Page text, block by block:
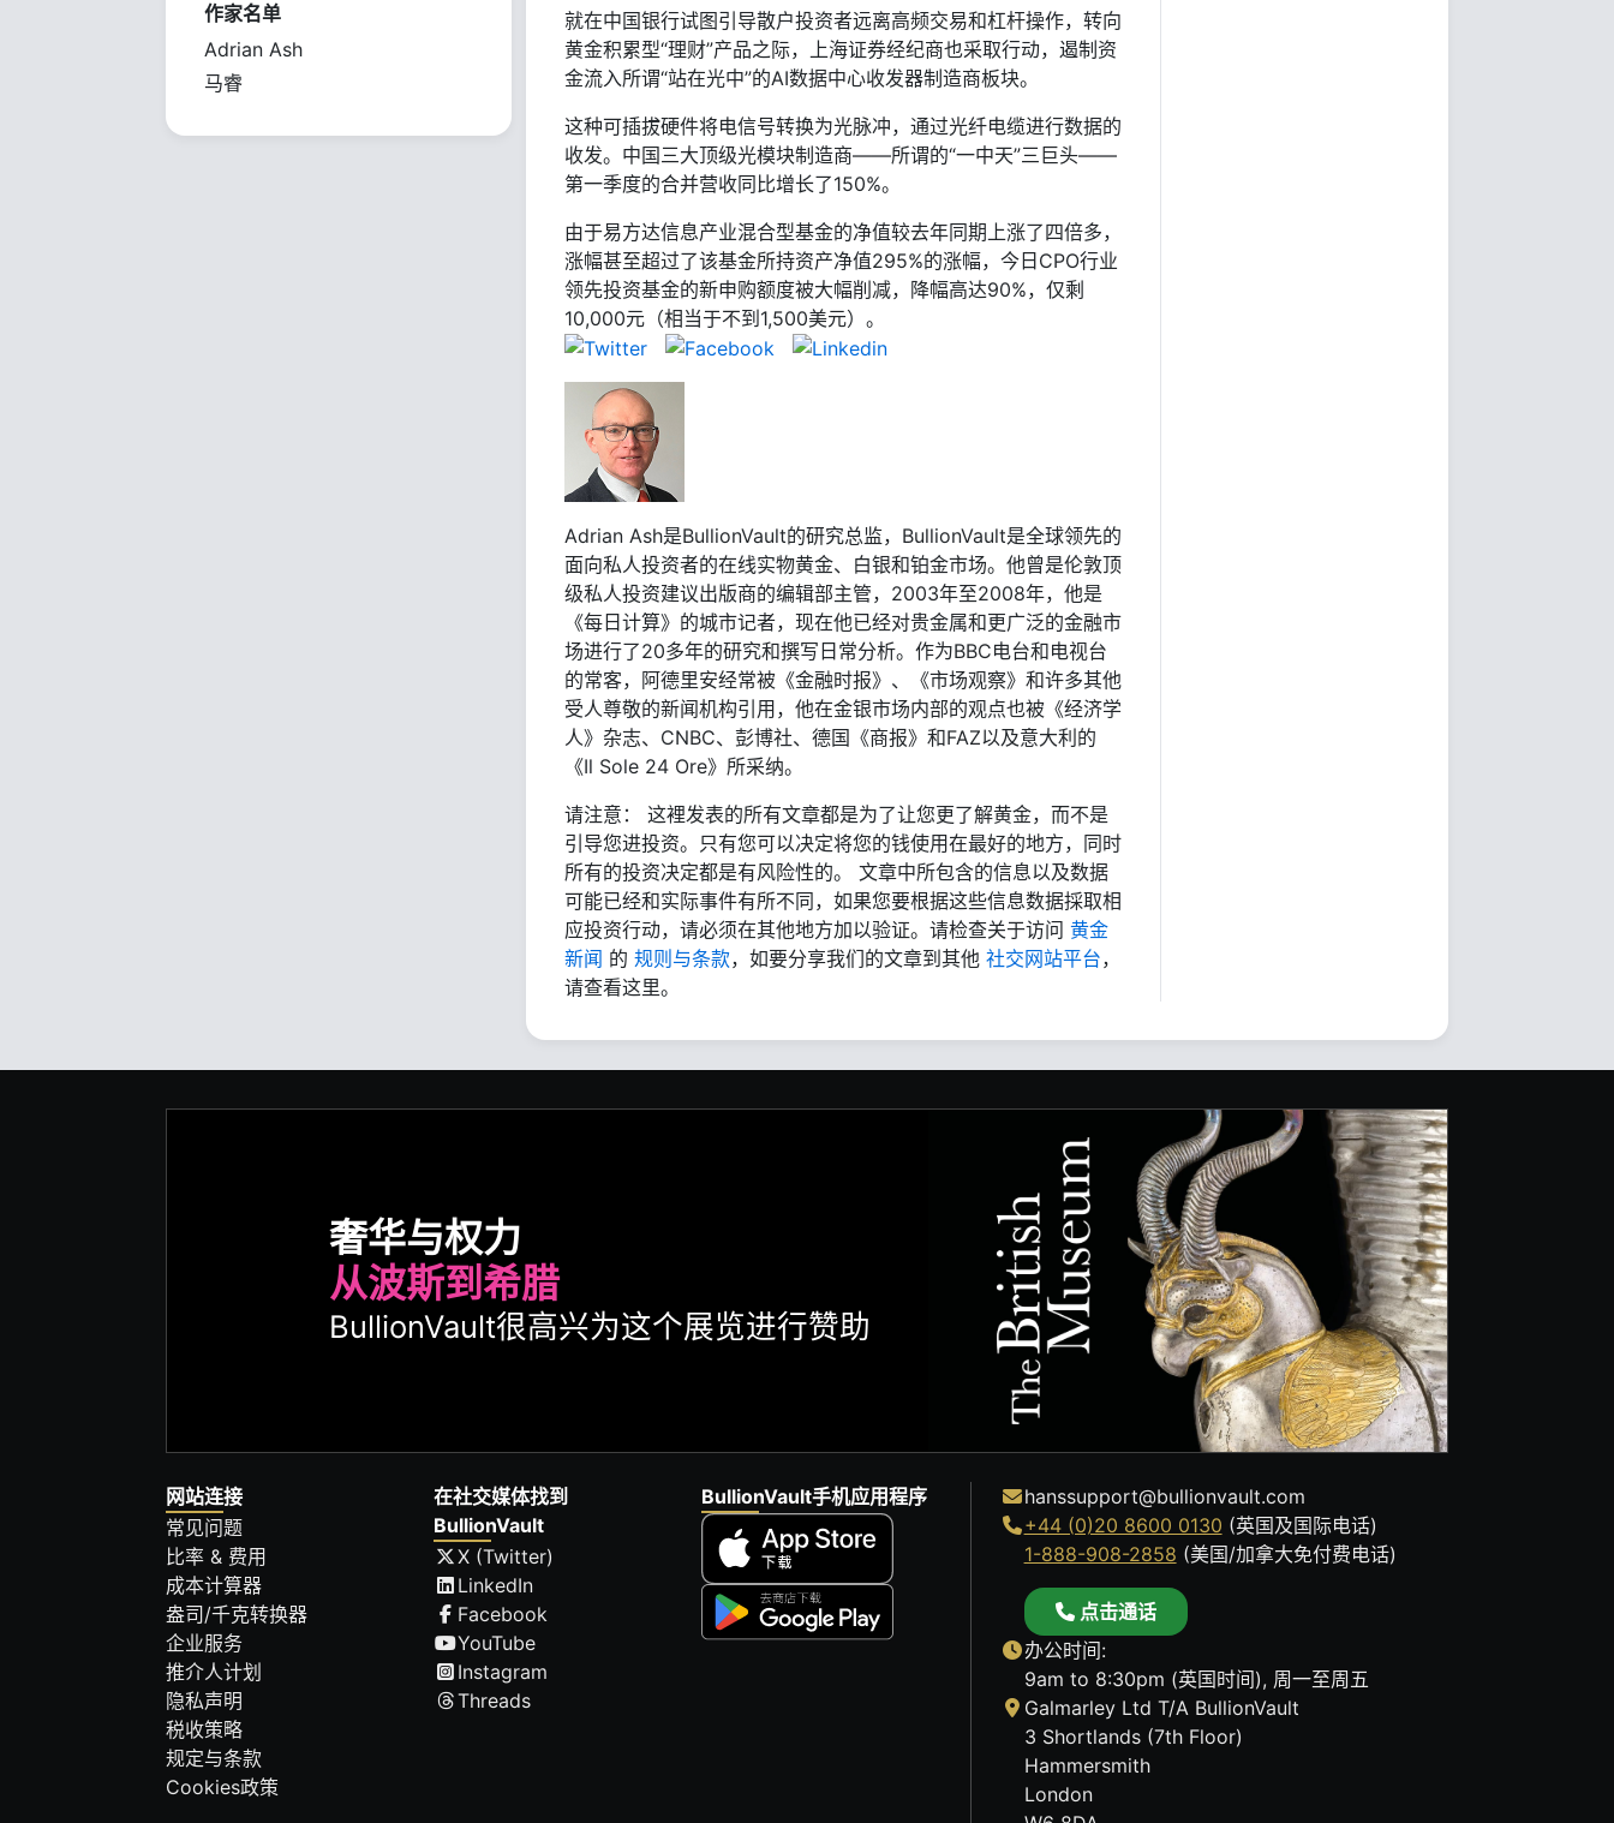
作家名单
Adrian Ash
马睿
就在中国银行试图引导散户投资者远离高频交易和杠杆操作，转向
黄金积累型“理财”产品之际，上海证券经纪商也采取行动，遏制资
金流入所谓“站在光中”的AI数据中心收发器制造商板块。
这种可插拔硬件将电信号转换为光脉冲，通过光纤电缆进行数据的
收发。中国三大顶级光模块制造商——所谓的“一中天”三巨头——
第一季度的合并营收同比增长了150%。
由于易方达信息产业混合型基金的净值较去年同期上涨了四倍多，
涨幅甚至超过了该基金所持资产净值295%的涨幅，今日CPO行业
领先投资基金的新申购额度被大幅削减，降幅高达90%，仅剩
10,000元（相当于不到1,500美元）。
Adrian Ash是BullionVault的研究总监，BullionVault是全球领先的
面向私人投资者的在线实物黄金、白银和铂金市场。他曾是伦敦顶
级私人投资建议出版商的编辑部主管，2003年至2008年，他是
《每日计算》的城市记者，现在他已经对贵金属和更广泛的金融市
场进行了20多年的研究和撰写日常分析。作为BBC电台和电视台
的常客，阿德里安经常被《金融时报》、《市场观察》和许多其他
受人尊敬的新闻机构引用，他在金银市场内部的观点也被《经济学
人》杂志、CNBC、彭博社、德国《商报》和FAZ以及意大利的
《Il Sole 24 Ore》所采纳。
请注意： 这裡发表的所有文章都是为了让您更了解黄金，而不是
引导您进投资。只有您可以决定将您的钱使用在最好的地方，同时
所有的投资决定都是有风险性的。 文章中所包含的信息以及数据
可能已经和实际事件有所不同，如果您要根据这些信息数据採取相
应投资行动，请必须在其他地方加以验证。请检查关于访问 黄金
新闻 的 规则与条款，如要分享我们的文章到其他 社交网站平台，
请查看这里。
奢华与权力
从波斯到希腊
BullionVault很高兴为这个展览进行赞助
网站连接
常见问题
比率 & 费用
成本计算器
盎司/千克转换器
企业服务
推介人计划
隐私声明
税收策略
规定与条款
Cookies政策
在社交媒体找到
BullionVault
X (Twitter)
LinkedIn
Facebook
YouTube
Instagram
Threads
BullionVault手机应用程序
hanssupport@bullionvault.com
+44 (0)20 8600 0130 (英国及国际电话)
1-888-908-2858 (美国/加拿大免付费电话)
点击通话
办公时间:
9am to 8:30pm (英国时间), 周一至周五
Galmarley Ltd T/A BullionVault
3 Shortlands (7th Floor)
Hammersmith
London